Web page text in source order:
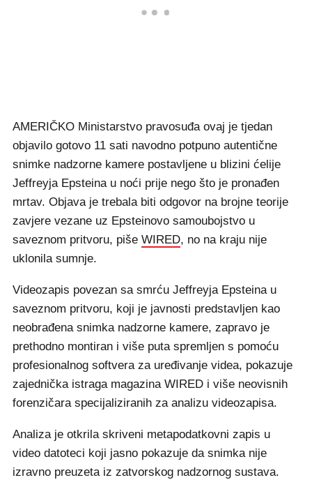
AMERIČKO Ministarstvo pravosuđa ovaj je tjedan
objavilo gotovo 11 sati navodno potpuno autentične
snimke nadzorne kamere postavljene u blizini ćelije
Jeffreyja Epsteina u noći prije nego što je pronađen
mrtav. Objava je trebala biti odgovor na brojne teorije
zavjere vezane uz Epsteinovo samoubojstvo u
saveznom pritvoru, piše WIRED, no na kraju nije
uklonila sumnje.
Videozapis povezan sa smrću Jeffreyja Epsteina u
saveznom pritvoru, koji je javnosti predstavljen kao
neobrađena snimka nadzorne kamere, zapravo je
prethodno montiran i više puta spremljen s pomoću
profesionalnog softvera za uređivanje videa, pokazuje
zajednička istraga magazina WIRED i više neovisnih
forenzičara specijaliziranih za analizu videozapisa.
Analiza je otkrila skriveni metapodatkovni zapis u
video datoteci koji jasno pokazuje da snimka nije
izravno preuzeta iz zatvorskog nadzornog sustava.